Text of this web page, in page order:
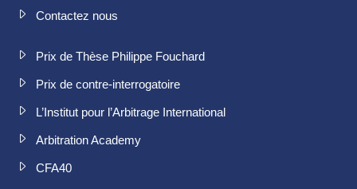
Contactez nous
Prix de Thèse Philippe Fouchard
Prix de contre-interrogatoire
L’Institut pour l’Arbitrage International
Arbitration Academy
CFA40